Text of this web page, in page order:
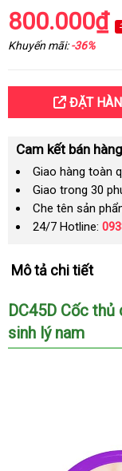
800.000₫
Khuyến mãi:-36%
ĐẶT
Cam kết bán hàng
Giao hàng toàn
Giao trong 30
Che tên sản
24/7 Hotline:
Mô tả chi tiết
DC45D Cốc
sinh lý nam